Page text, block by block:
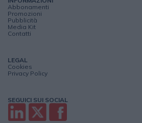
Abbonamenti
Promozioni
Pubblicità
Media Kit
Contatti
LEGAL
Cookies
Privacy Policy
SEGUICI SUI SOCIAL